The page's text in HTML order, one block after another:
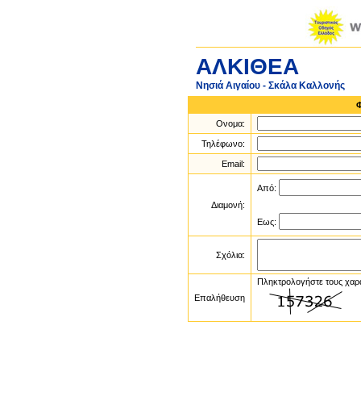
ΑΛΚΙΘΕΑ
Νησιά Αιγαίου - Σκάλα Καλλονής
Ονομα:
Τηλέφωνο:
Email:
Διαμονή:
Από:
Εως:
Σχόλια:
Επαλήθευση
Πληκτρολογήστε τους